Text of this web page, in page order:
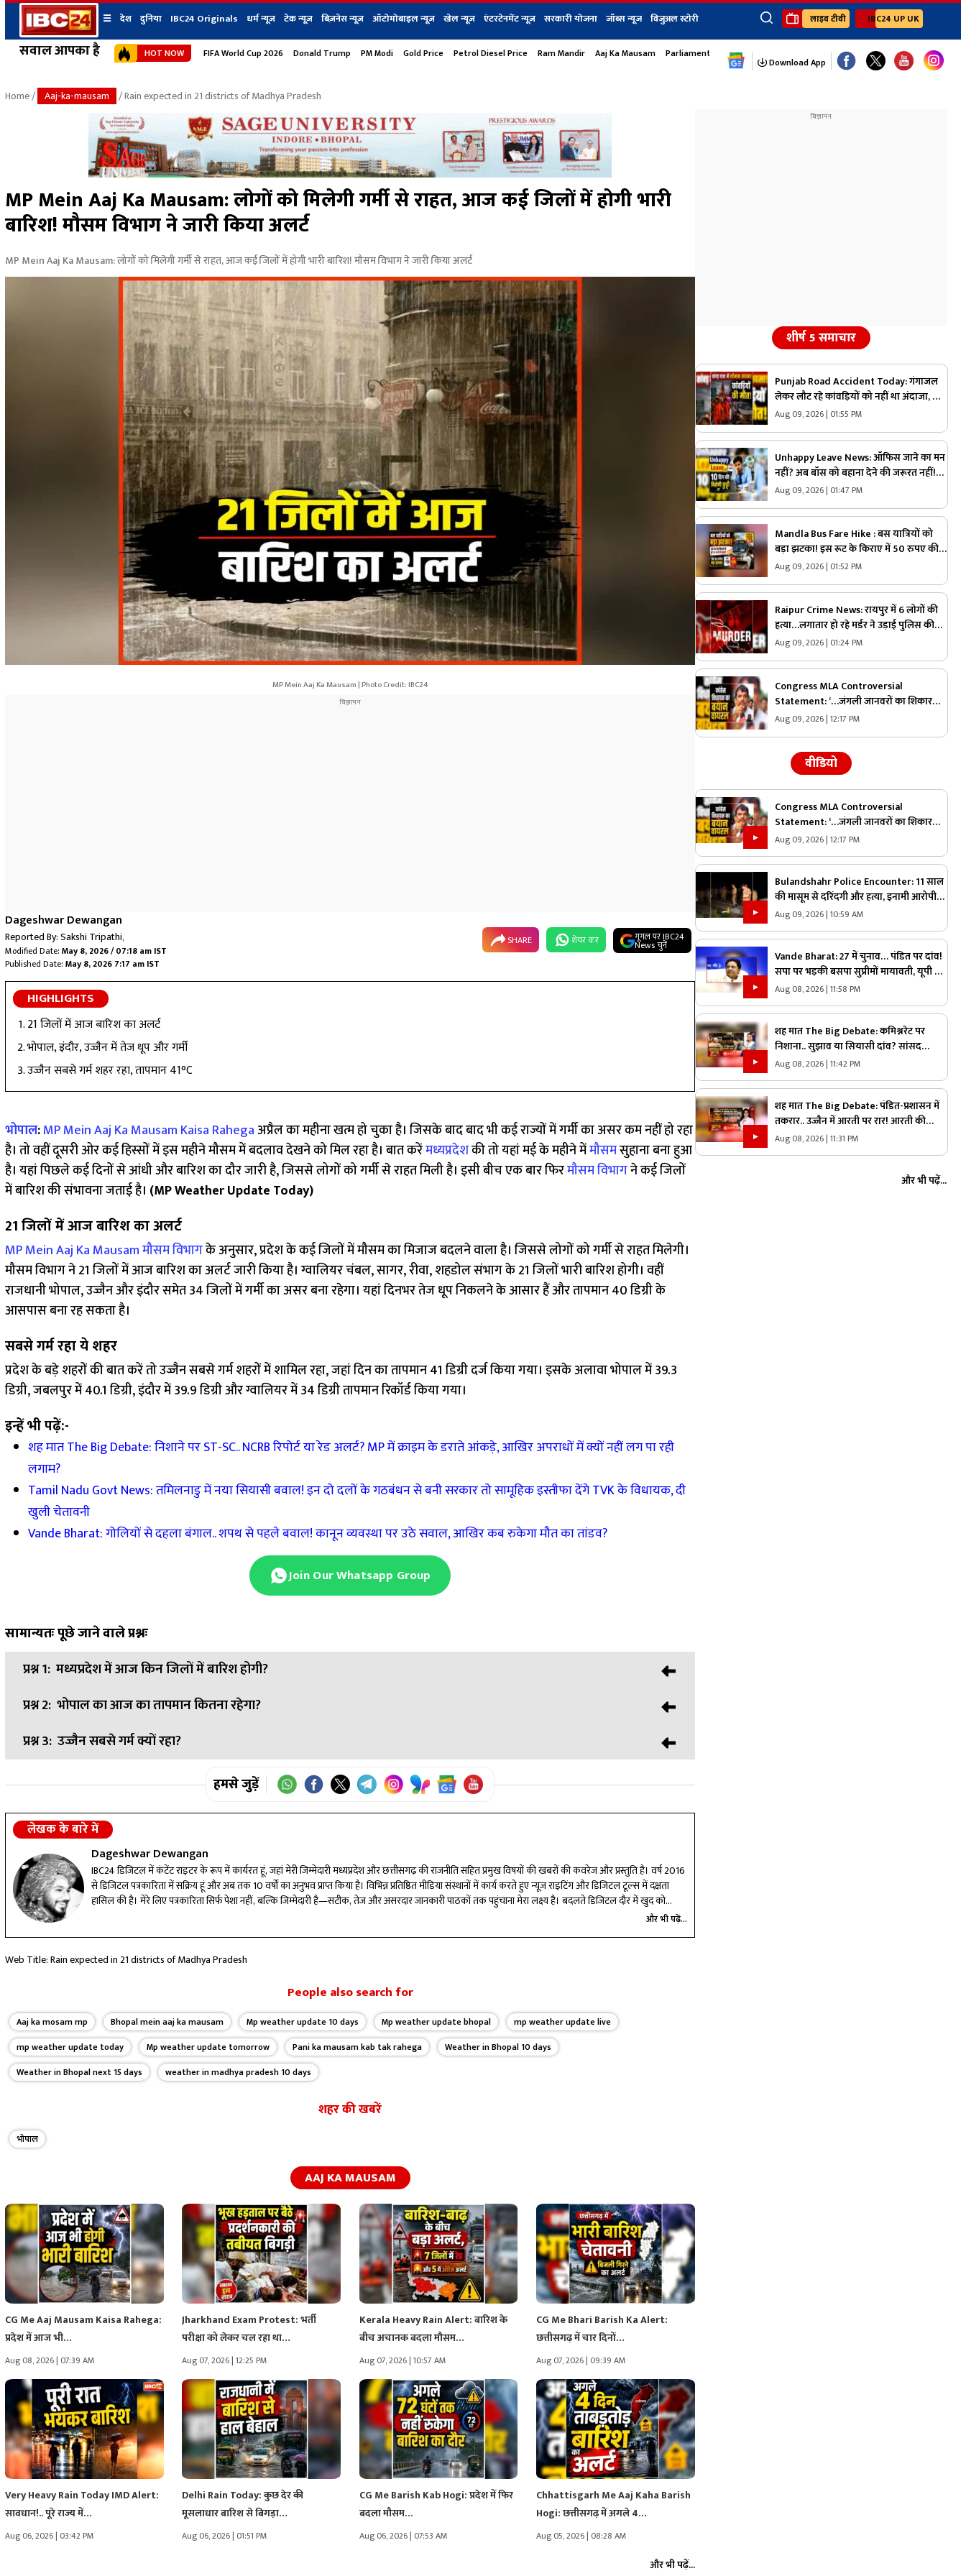
सवाल आपका है
☰ देश दुनिया IBC24 Originals धर्म न्यूज़ टेक न्यूज़ बिज़नेस न्यूज़ ऑटोमोबाइल न्यूज़ खेल न्यूज़ एंटरटेनमेंट न्यूज़ सरकारी योजना जॉब्स न्यूज विजुअल स्टोरी
×
छत्तीसगढ़ न्यूज
उत्तर प्रदेश न्यूज
बिहार न्यूज
उत्तराखंड न्यूज
हिमाचल प्रदेश न्यूज
हरियाणा न्यूज
शहर
भोपाल
जबलपुर
ग्वालियर
रायपुर
दुनिया IBC24 Originals जॉब्स न्यूज Youtube Channels
Ibc24 Jankarwan
लाइव टीवी IBC24 UP UK
HOT NOW FIFA World Cup 2026 Donald Trump PM Modi Gold Price Petrol Diesel Price Ram Mandir Aaj Ka Mausam Parliament Monsoon Session
Download App
Home/ Aaj-ka-mausam / Rain expected in 21 districts of Madhya Pradesh
MP Mein Aaj Ka Mausam: लोगों को मिलेगी गर्मी से राहत, आज कई जिलों में होगी भारी
बारिश! मौसम विभाग ने जारी किया अलर्ट
MP Mein Aaj Ka Mausam: लोगों को मिलेगी गर्मी से राहत, आज कई जिलों में होगी भारी बारिश! मौसम विभाग ने जारी किया अलर्ट
MP Mein Aaj Ka Mausam | Photo Credit: IBC24
Dageshwar Dewangan
Reported By:Sakshi Tripathi,
Modified Date: May 8, 2026 / 07:18 am IST
Published Date: May 8, 2026 7:17 am IST
SHARE शेयर कर गूगल पर IBC24
News चुनें
HIGHLIGHTS
21 जिलों में आज बारिश का अलर्ट
भोपाल, इंदौर, उज्जैन में तेज धूप और गर्मी
उज्जैन सबसे गर्म शहर रहा, तापमान 41°C
भोपाल:MP Mein Aaj Ka Mausam Kaisa Rahegaअप्रैल का महीना खत्म हो चुका है। जिसके बाद बाद भी कई राज्यों में गर्मी का असर कम नहीं हो रहा
है। तो वहीं दूसरी ओर कई हिस्सों में इस महीने मौसम में बदलाव देखने को मिल रहा है। बात करेंमध्यप्रदेशकी तो यहां मई के महीने मेंमौसमसुहाना बना हुआ
है। यहां पिछले कई दिनों से आंधी और बारिश का दौर जारी है, जिससे लोगों को गर्मी से राहत मिली है। इसी बीच एक बार फिरमौसम विभागने कई जिलों
में बारिश की संभावना जताई है। (MP Weather Update Today)
21 जिलों में आज बारिश का अलर्ट
MP Mein Aaj Ka Mausamमौसम विभागके अनुसार, प्रदेश के कई जिलों में मौसम का मिजाज बदलने वाला है। जिससे लोगों को गर्मी से राहत मिलेगी।
मौसम विभाग ने 21 जिलों में आज बारिश का अलर्ट जारी किया है। ग्वालियर चंबल, सागर, रीवा, शहडोल संभाग के 21 जिलों भारी बारिश होगी। वहीं
राजधानी भोपाल, उज्जैन और इंदौर समेत 34 जिलों में गर्मी का असर बना रहेगा। यहां दिनभर तेज धूप निकलने के आसार हैं और तापमान 40 डिग्री के
आसपास बना रह सकता है।
सबसे गर्म रहा ये शहर
प्रदेश के बड़े शहरों की बात करें तो उज्जैन सबसे गर्म शहरों में शामिल रहा, जहां दिन का तापमान 41 डिग्री दर्ज किया गया। इसके अलावा भोपाल में 39.3
डिग्री, जबलपुर में 40.1 डिग्री, इंदौर में 39.9 डिग्री और ग्वालियर में 34 डिग्री तापमान रिकॉर्ड किया गया।
इन्हें भी पढ़ें:-
शह मात The Big Debate: निशाने पर ST-SC.. NCRB रिपोर्ट या रेड अलर्ट? MP में क्राइम के डराते आंकड़े, आखिर अपराधों में क्यों नहीं लग पा रही
लगाम?
Tamil Nadu Govt News: तमिलनाडु में नया सियासी बवाल! इन दो दलों के गठबंधन से बनी सरकार तो सामूहिक इस्तीफा देंगे TVK के विधायक, दी
खुली चेतावनी
Vande Bharat: गोलियों से दहला बंगाल.. शपथ से पहले बवाल! कानून व्यवस्था पर उठे सवाल, आखिर कब रुकेगा मौत का तांडव?
Join Our Whatsapp Group
सामान्यतः पूछे जाने वाले प्रश्नः
प्रश्न 1: मध्यप्रदेश में आज किन जिलों में बारिश होगी?
उत्तर:ग्वालियर चंबल, सागर, रीवा और शहडोल संभाग के 21 जिलों में बारिश की संभावना है।
प्रश्न 2: भोपाल का आज का तापमान कितना रहेगा?
उत्तर:भोपाल में आज अधिकतम तापमान लगभग 39–40 डिग्री रहने की संभावना है।
प्रश्न 3: उज्जैन सबसे गर्म क्यों रहा?
उत्तर:उज्जैन में तेज धूप और गर्म हवाओं के कारण तापमान 41 डिग्री तक पहुंच गया।
हमसे जुड़ें
लेखक के बारे में
Dageshwar Dewangan
IBC24 डिजिटल में कंटेंट राइटर के रूप में कार्यरत हूं, जहां मेरी जिम्मेदारी मध्यप्रदेश और छत्तीसगढ़ की राजनीति सहित प्रमुख विषयों की खबरों की कवरेज और प्रस्तुति है। वर्ष 2016
से डिजिटल पत्रकारिता में सक्रिय हूं और अब तक 10 वर्षों का अनुभव प्राप्त किया है। विभिन्न प्रतिष्ठित मीडिया संस्थानों में कार्य करते हुए न्यूज़ राइटिंग और डिजिटल टूल्स में दक्षता
हासिल की है। मेरे लिए पत्रकारिता सिर्फ पेशा नहीं, बल्कि जिम्मेदारी है—सटीक, तेज और असरदार जानकारी पाठकों तक पहुंचाना मेरा लक्ष्य है। बदलते डिजिटल दौर में खुद को
और भी पढ़ें...
Web Title: Rain expected in 21 districts of Madhya Pradesh
People also search for
Aaj ka mosam mp Bhopal mein aaj ka mausam Mp weather update 10 days Mp weather update bhopal
mp weather update live
mp weather update today
Mp weather update tomorrow Pani ka mausam kab tak rahega
Weather in Bhopal 10 days
Weather in Bhopal next 15 days
weather in madhya pradesh 10 days
शहर की खबरें
भोपाल
AAJ KA MAUSAM
CG Me Aaj Mausam Kaisa Rahega:
प्रदेश में आज भी…
Aug 08, 2026 | 07:39 AM
Jharkhand Exam Protest: भर्ती
परीक्षा को लेकर चल रहा था…
Aug 07, 2026 | 12:25 PM
Kerala Heavy Rain Alert: बारिश के
बीच अचानक बदला मौसम…
Aug 07, 2026 | 10:57 AM
CG Me Bhari Barish Ka Alert:
छत्तीसगढ़ में चार दिनों…
Aug 07, 2026 | 09:39 AM
Very Heavy Rain Today IMD Alert:
सावधान!.. पूरे राज्य में…
Aug 06, 2026 | 03:42 PM
Delhi Rain Today: कुछ देर की
मूसलाधार बारिश से बिगड़ा…
Aug 06, 2026 | 01:51 PM
CG Me Barish Kab Hogi: प्रदेश में फिर
बदला मौसम…
Aug 06, 2026 | 07:53 AM
Chhattisgarh Me Aaj Kaha Barish
Hogi: छत्तीसगढ़ में अगले 4…
Aug 05, 2026 | 08:28 AM
और भी पढ़ें...
शीर्ष 5 समाचार
Punjab Road Accident Today: गंगाजल
लेकर लौट रहे कांवड़ियों को नहीं था अंदाजा, मौत
बनकर आई कार और सड़क पर बिछ गई लाशें…
Aug 09, 2026 | 01:55 PM
Unhappy Leave News: ऑफिस जाने का मन
नहीं? अब बॉस को बहाना देने की जरूरत नहीं!
यहां शुरू हुई Unhappy Leave, मिलेगी 10 दिन
Aug 09, 2026 | 01:47 PM
Mandla Bus Fare Hike : बस यात्रियों को
बड़ा झटका! इस रूट के किराए में 50 रुपए की
बढ़ोतरी, जेब पर पड़ेगा सीधा असर
Aug 09, 2026 | 01:52 PM
Raipur Crime News: रायपुर में 6 लोगों की
हत्या…लगातार हो रहे मर्डर ने उड़ाई पुलिस की
नींद, सांसद बृजमोहन अग्रवाल ने भी कमिश्नरेट
Aug 09, 2026 | 01:24 PM
Congress MLA Controversial
Statement: ‘…जंगली जानवरों का शिकार
करेंगे…मैं सबसे आगे रहूंगा’ कांग्रेस विधायक ने
Aug 09, 2026 | 12:17 PM
वीडियो
Congress MLA Controversial
Statement: ‘…जंगली जानवरों का शिकार
करेंगे…मैं सबसे आगे रहूंगा’ कांग्रेस विधायक ने
दिया विवादित बयान, वायरल हो रहा वीडियो
Aug 09, 2026 | 12:17 PM
Bulandshahr Police Encounter: 11 साल
की मासूम से दरिंदगी और हत्या, इनामी आरोपी
एनकाउंटर में ढेर, कई पुलिसकर्मी भी घायल
Aug 09, 2026 | 10:59 AM
Vande Bharat: 27 में चुनाव… पंडित पर दांव!
सपा पर भड़की बसपा सुप्रीमों मायावती, यूपी में
ब्राह्मण वोट पर क्यों छिड़ी महाभारत?
Aug 08, 2026 | 11:58 PM
शह मात The Big Debate: कमिश्नरेट पर
निशाना.. सुझाव या सियासी दांव? सांसद
बृजमोहन अग्रवाल ने रायपुर कमिश्नरेट पर उठाए
सवाल, क्या वाकई में सिस्टम में सुधार की है
जरूरत
Aug 08, 2026 | 11:42 PM
शह मात The Big Debate: पंडित-प्रशासन में
तकरार.. उज्जैन में आरती पर रार! आरती की
व्यवस्था को लेकर गहराया विवाद, आरती के
अधिकार को लेकर क्यों उग्र हुए पंडित?
Aug 08, 2026 | 11:31 PM
और भी पढ़ें...